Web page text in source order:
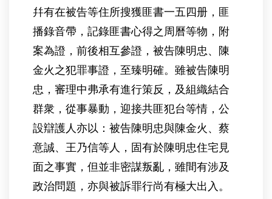
幷有在被告等住所搜獲匪書一五四册，匪
播錄音帶，記錄匪書心得之周曆等物，附
案為證，前後相互參證，被告陳明忠、陳
金火之犯罪事證，至臻明確。雖被告陳明
忠，審理中弗承有進行策反，及組織結合
群衆，從事暴動，迎接共匪犯台等情，公
設辯護人亦以：被告陳明忠與陳金火、蔡
意誠、王乃信等人，固有於陳明忠住宅見
面之事實，但並非密謀叛亂，雖間有涉及
政治問題，亦與被訴罪行尚有極大出入。